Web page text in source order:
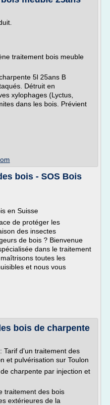
traitement bois meuble
5l 25ans B
Détruit en
xylophages (Lyctus,
dans les bois. Prévient
bois - SOS Bois
en Suisse
de protéger les
des insectes
de bois ? Bienvenue
dans le traitement
toutes les
et nous vous
bois de charpente
Tarif d'un traitement des
et pulvérisation sur Toulon
charpente par injection et
traitement des bois
extérieures de la